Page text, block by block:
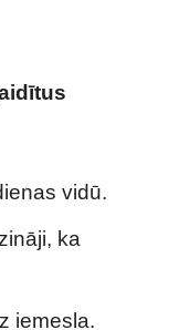
vidū.
ka
iemesla.